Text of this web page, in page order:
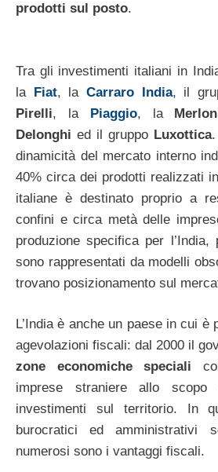
prodotti sul posto.
Tra gli investimenti italiani in
la Fiat, la Carraro India, il
Pirelli, la Piaggio, la
Delonghi ed il gruppo Luxottica.
dinamicità del mercato interno
40% circa dei prodotti realizzati
italiane è destinato proprio a
confini e circa metà delle
produzione specifica per
sono rappresentati da modelli
trovano posizionamento sul
L’India è anche un paese in cui è
agevolazioni fiscali: dal 2000 il
zone economiche speciali
imprese straniere allo scopo
investimenti sul territorio. In
burocratici ed amministrativi
numerosi sono i vantaggi fiscali.